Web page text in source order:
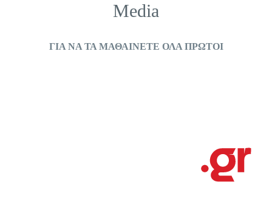
Media
ΓΙΑ ΝΑ ΤΑ ΜΑΘΑΙΝΕΤΕ ΟΛΑ ΠΡΩΤΟΙ